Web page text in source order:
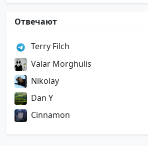
Отвечают
Terry Filch
Valar Morghulis
Nikolay
Dan Y
Cinnamon